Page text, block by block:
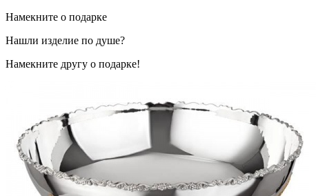
Намекните о подарке
Нашли изделие по душе?
Намекните другу о подарке!